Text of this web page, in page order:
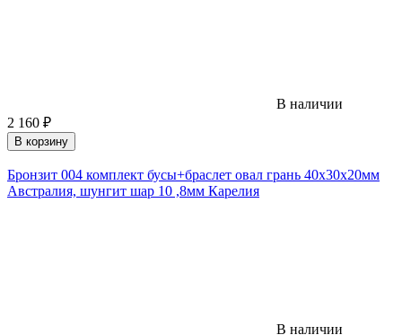
В наличии
2 160 ₽
В корзину
Бронзит 004 комплект бусы+браслет овал грань 40х30х20мм
Австралия, шунгит шар 10 ,8мм Карелия
В наличии